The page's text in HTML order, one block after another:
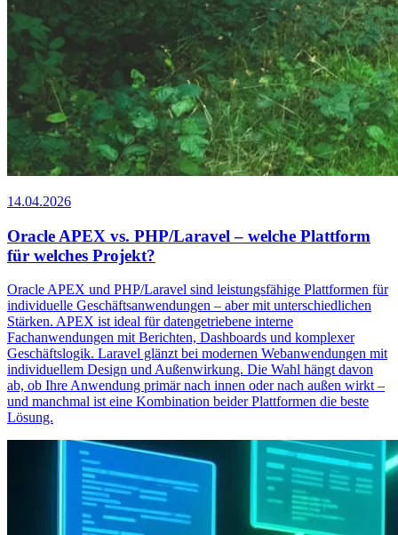
14.04.2026
Oracle APEX vs. PHP/Laravel – welche Plattform
für welches Projekt?
Oracle APEX und PHP/Laravel sind leistungsfähige Plattformen für
individuelle Geschäftsanwendungen – aber mit unterschiedlichen
Stärken. APEX ist ideal für datengetriebene interne
Fachanwendungen mit Berichten, Dashboards und komplexer
Geschäftslogik. Laravel glänzt bei modernen Webanwendungen mit
individuellem Design und Außenwirkung. Die Wahl hängt davon
ab, ob Ihre Anwendung primär nach innen oder nach außen wirkt –
und manchmal ist eine Kombination beider Plattformen die beste
Lösung.